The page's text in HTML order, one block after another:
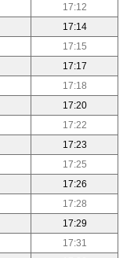
17:12
17:14
17:15
17:17
17:18
17:20
17:22
17:23
17:25
17:26
17:28
17:29
17:31